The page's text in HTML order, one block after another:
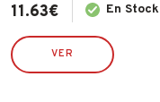
11.63€ En Stock
VER